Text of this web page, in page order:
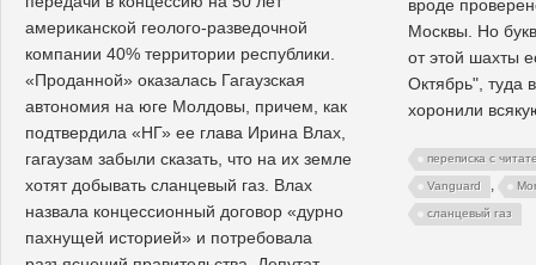
вроде
Москвы. Но
от этой шахты
Октябрь", туда
хоронили
переписка с
Vanguard ,
сланцевый газ
американской геолого-разведочной
компании 40% территории республики.
«Проданной» оказалась Гагаузская
автономия на юге Молдовы, причем, как
подтвердила «НГ» ее глава Ирина Влах,
гагаузам забыли сказать, что на их земле
хотят добывать сланцевый газ. Влах
назвала концессионный договор «дурно
пахнущей историей» и потребовала